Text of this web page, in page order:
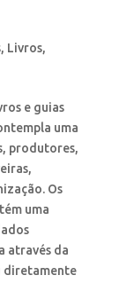
, Livros,
e guias
uma
produtores,
Os
uma
através da
diretamente